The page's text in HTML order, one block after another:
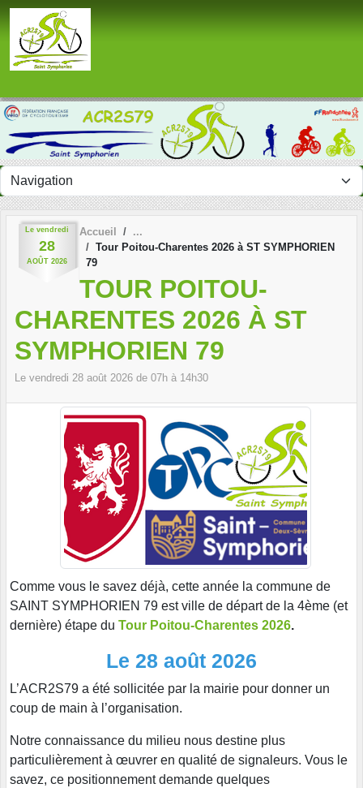
Le vendredi
28
AOÛT 2026
Accueil
Tour Poitou-Charentes 2026 à ST SYMPHORIEN
79
TOUR POITOU-
CHARENTES 2026 À ST
SYMPHORIEN 79
Le vendredi 28 août 2026 de 07h à 14h30
Comme vous le savez déjà, cette année la commune de
SAINT SYMPHORIEN 79 est ville de départ de la 4ème (et
dernière) étape du Tour Poitou-Charentes 2026.
Le 28 août 2026
L’ACR2S79 a été sollicitée par la mairie pour donner un
coup de main à l’organisation.
Notre connaissance du milieu nous destine plus
particulièrement à œuvrer en qualité de signaleurs. Vous le
savez, ce positionnement demande quelques
Panneau de gestion des cookies